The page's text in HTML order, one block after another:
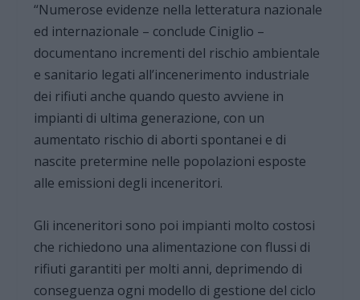
“Numerose evidenze nella letteratura nazionale
ed internazionale – conclude Ciniglio –
documentano incrementi del rischio ambientale
e sanitario legati all’incenerimento industriale
dei rifiuti anche quando questo avviene in
impianti di ultima generazione, con un
aumentato rischio di aborti spontanei e di
nascite pretermine nelle popolazioni esposte
alle emissioni degli inceneritori.
Gli inceneritori sono poi impianti molto costosi
che richiedono una alimentazione con flussi di
rifiuti garantiti per molti anni, deprimendo di
conseguenza ogni modello di gestione del ciclo